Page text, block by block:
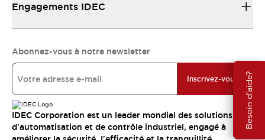
Besoin d'aide?
Engagements IDEC
Abonnez-vous à notre newsletter
Inscrivez-vous
IDEC Corporation est un leader mondial des solutions
d'automatisation et de contrôle industriel, engagé à